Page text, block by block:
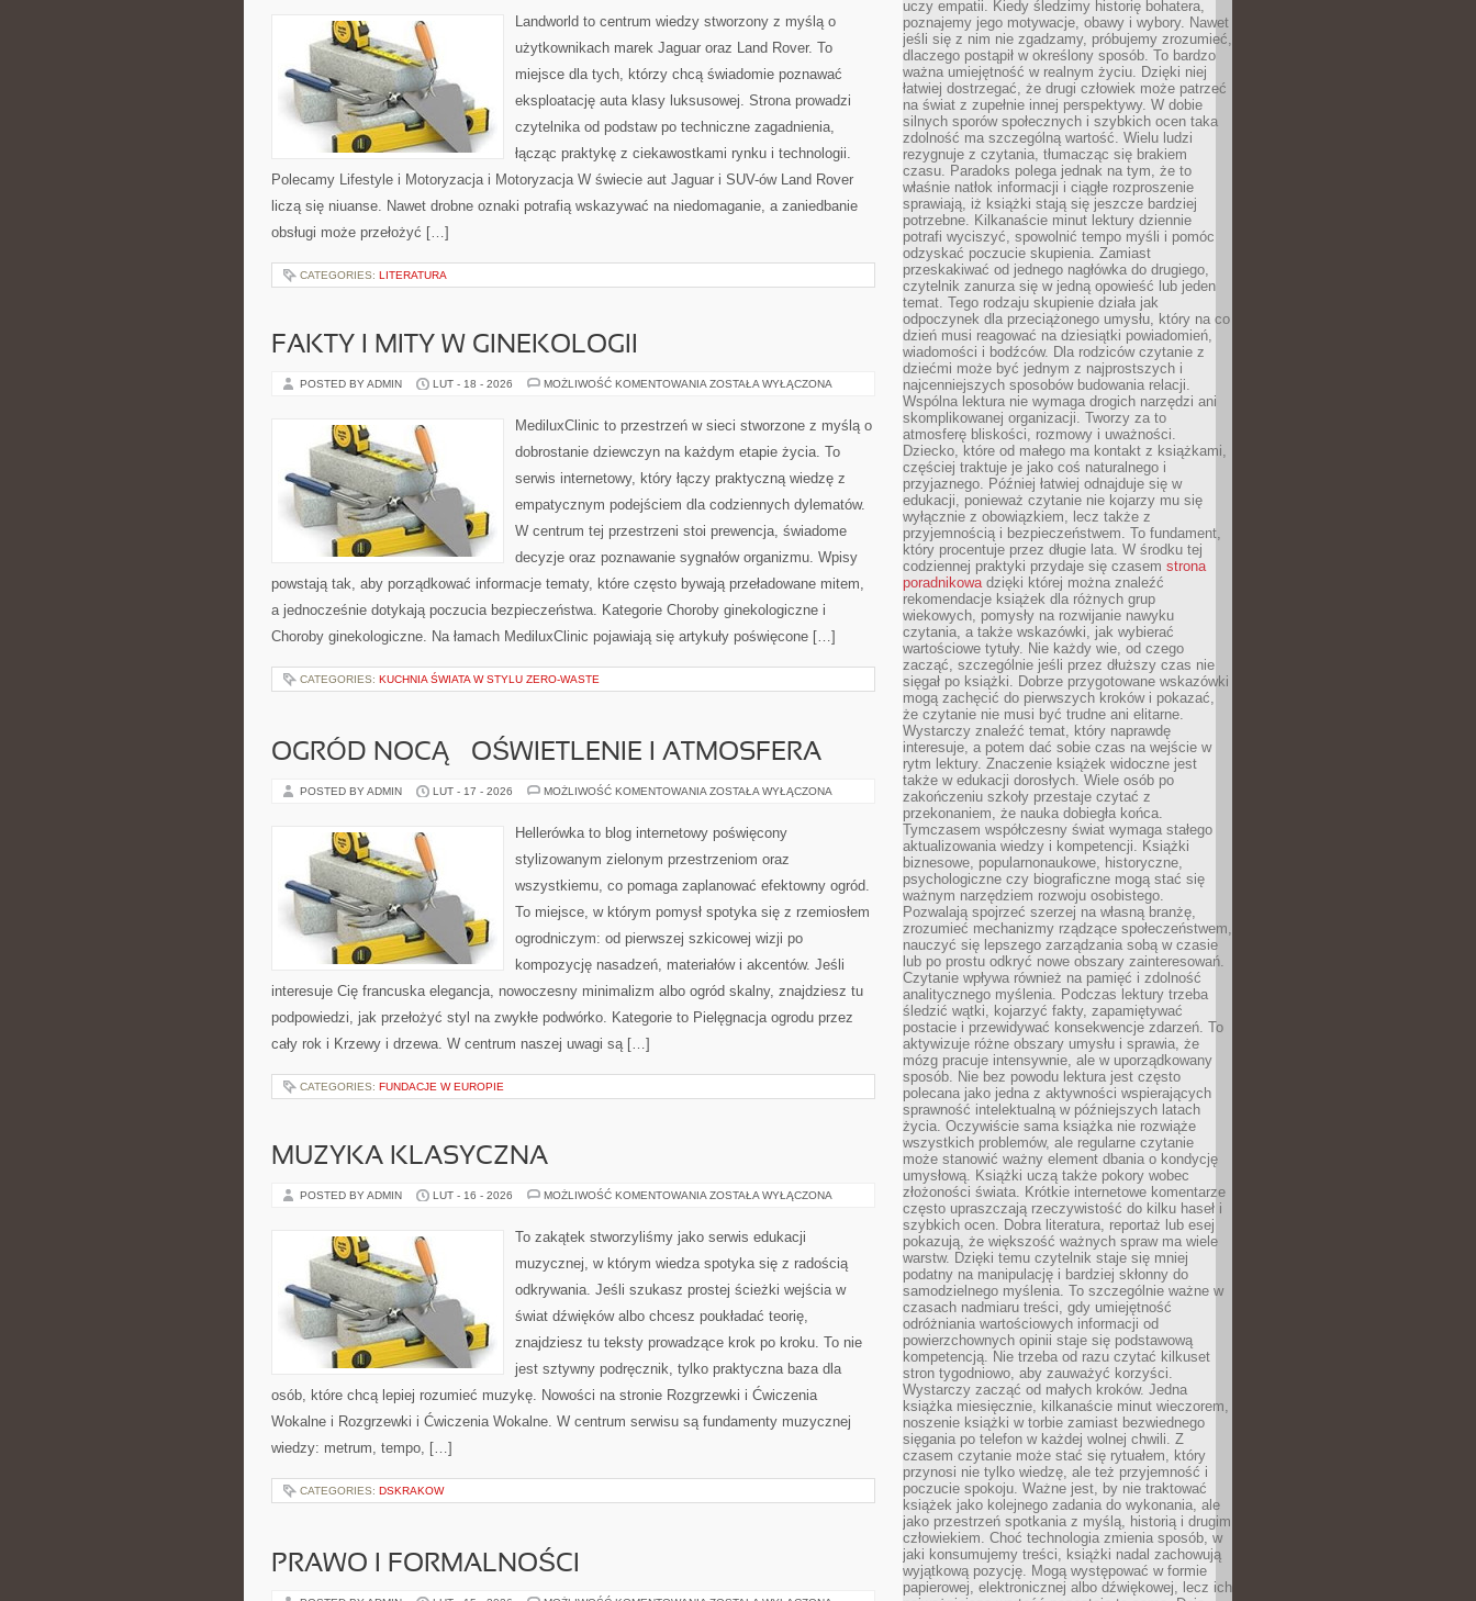
LUKSUSOWE
Landworld to centrum wiedzy stworzony z myślą o
użytkownikach marek Jaguar oraz Land Rover. To
miejsce dla tych, którzy chcą świadomie poznawać
eksploatację auta klasy luksusowej. Strona prowadzi
czytelnika od podstaw po techniczne zagadnienia,
łącząc praktykę z ciekawostkami rynku i technologii.
Polecamy Lifestyle i Motoryzacja i Motoryzacja W świecie aut Jaguar i SUV-ów Land Rover
liczą się niuanse. Nawet drobne oznaki potrafią wskazywać na niedomaganie, a zaniedbanie
obsługi może przełożyć […]
CATEGORIES: LITERATURA
FAKTY I MITY W GINEKOLOGII
POSTED BY ADMIN LUT - 18 - 2026 MOŻLIWOŚĆ KOMENTOWANIA FAKTY
W
GINEKOLOGII
ZOSTAŁA WYŁĄCZONA
MediluxClinic to przestrzeń w sieci stworzone z myślą o
dobrostanie dziewczyn na każdym etapie życia. To
serwis internetowy, który łączy praktyczną wiedzę z
empatycznym podejściem dla codziennych dylematów.
W centrum tej przestrzeni stoi prewencja, świadome
decyzje oraz poznawanie sygnałów organizmu. Wpisy
powstają tak, aby porządkować informacje tematy, które często bywają przeładowane mitem,
a jednocześnie dotykają poczucia bezpieczeństwa. Kategorie Choroby ginekologiczne i
Choroby ginekologiczne. Na łamach MediluxClinic pojawiają się artykuły poświęcone […]
CATEGORIES: KUCHNIA ŚWIATA W STYLU ZERO-WASTE
OGRÓD NOCĄ – OŚWIETLENIE I ATMOSFERA
POSTED BY ADMIN LUT - 17 - 2026 MOŻLIWOŚĆ KOMENTOWANIA OGRÓD
OŚWIETLENIE
ZOSTAŁA WYŁĄCZONA
Hellerówka to blog internetowy poświęcony
stylizowanym zielonym przestrzeniom oraz
wszystkiemu, co pomaga zaplanować efektowny ogród.
To miejsce, w którym pomysł spotyka się z rzemiosłem
ogrodniczym: od pierwszej szkicowej wizji po
kompozycję nasadzeń, materiałów i akcentów. Jeśli
interesuje Cię francuska elegancja, nowoczesny minimalizm albo ogród skalny, znajdziesz tu
podpowiedzi, jak przełożyć styl na zwykłe podwórko. Kategorie to Pielęgnacja ogrodu przez
cały rok i Krzewy i drzewa. W centrum naszej uwagi są […]
CATEGORIES: FUNDACJE W EUROPIE
MUZYKA KLASYCZNA
POSTED BY ADMIN LUT - 16 - 2026 MOŻLIWOŚĆ KOMENTOWANIA MUZYKA
ZOSTAŁA WYŁĄCZONA
To zakątek stworzyliśmy jako serwis edukacji
muzycznej, w którym wiedza spotyka się z radością
odkrywania. Jeśli szukasz prostej ścieżki wejścia w
świat dźwięków albo chcesz poukładać teorię,
znajdziesz tu teksty prowadzące krok po kroku. To nie
jest sztywny podręcznik, tylko praktyczna baza dla
osób, które chcą lepiej rozumieć muzykę. Nowości na stronie Rozgrzewki i Ćwiczenia
Wokalne i Rozgrzewki i Ćwiczenia Wokalne. W centrum serwisu są fundamenty muzycznej
wiedzy: metrum, tempo, […]
CATEGORIES: DSKRAKOW
PRAWO I FORMALNOŚCI
uczy empatii. Kiedy śledzimy historię bohatera,
poznajemy jego motywacje, obawy i wybory. Nawet
jeśli się z nim nie zgadzamy, próbujemy zrozumieć,
dlaczego postąpił w określony sposób. To bardzo
ważna umiejętność w realnym życiu. Dzięki niej
łatwiej dostrzegać, że drugi człowiek może patrzeć
na świat z zupełnie innej perspektywy. W dobie
silnych sporów społecznych i szybkich ocen taka
zdolność ma szczególną wartość. Wielu ludzi
rezygnuje z czytania, tłumacząc się brakiem
czasu. Paradoks polega jednak na tym, że to
właśnie natłok informacji i ciągłe rozproszenie
sprawiają, iż książki stają się jeszcze bardziej
potrzebne. Kilkanaście minut lektury dziennie
potrafi wyciszyć, spowolnić tempo myśli i pomóc
odzyskać poczucie skupienia. Zamiast
przeskakiwać od jednego nagłówka do drugiego,
czytelnik zanurza się w jedną opowieść lub jeden
temat. Tego rodzaju skupienie działa jak
odpoczynek dla przeciążonego umysłu, który na co
dzień musi reagować na dziesiątki powiadomień,
wiadomości i bodźców. Dla rodziców czytanie z
dziećmi może być jednym z najprostszych i
najcenniejszych sposobów budowania relacji.
Wspólna lektura nie wymaga drogich narzędzi ani
skomplikowanej organizacji. Tworzy za to
atmosferę bliskości, rozmowy i uważności.
Dziecko, które od małego ma kontakt z książkami,
częściej traktuje je jako coś naturalnego i
przyjaznego. Później łatwiej odnajduje się w
edukacji, ponieważ czytanie nie kojarzy mu się
wyłącznie z obowiązkiem, lecz także z
przyjemnością i bezpieczeństwem. To fundament,
który procentuje przez długie lata. W środku tej
codziennej praktyki przydaje się czasem strona
poradnikowadzięki której można znaleźć
rekomendacje książek dla różnych grup
wiekowych, pomysły na rozwijanie nawyku
czytania, a także wskazówki, jak wybierać
wartościowe tytuły. Nie każdy wie, od czego
zacząć, szczególnie jeśli przez dłuższy czas nie
sięgał po książki. Dobrze przygotowane wskazówki
mogą zachęcić do pierwszych kroków i pokazać,
że czytanie nie musi być trudne ani elitarne.
Wystarczy znaleźć temat, który naprawdę
interesuje, a potem dać sobie czas na wejście w
rytm lektury. Znaczenie książek widoczne jest
także w edukacji dorosłych. Wiele osób po
zakończeniu szkoły przestaje czytać z
przekonaniem, że nauka dobiegła końca.
Tymczasem współczesny świat wymaga stałego
aktualizowania wiedzy i kompetencji. Książki
biznesowe, popularnonaukowe, historyczne,
psychologiczne czy biograficzne mogą stać się
ważnym narzędziem rozwoju osobistego.
Pozwalają spojrzeć szerzej na własną branżę,
zrozumieć mechanizmy rządzące społeczeństwem,
nauczyć się lepszego zarządzania sobą w czasie
lub po prostu odkryć nowe obszary zainteresowań.
Czytanie wpływa również na pamięć i zdolność
analitycznego myślenia. Podczas lektury trzeba
śledzić wątki, kojarzyć fakty, zapamiętywać
postacie i przewidywać konsekwencje zdarzeń. To
aktywizuje różne obszary umysłu i sprawia, że
mózg pracuje intensywnie, ale w uporządkowany
sposób. Nie bez powodu lektura jest często
polecana jako jedna z aktywności wspierających
sprawność intelektualną w późniejszych latach
życia. Oczywiście sama książka nie rozwiąże
wszystkich problemów, ale regularne czytanie
może stanowić ważny element dbania o kondycję
umysłową. Książki uczą także pokory wobec
złożoności świata. Krótkie internetowe komentarze
często upraszczają rzeczywistość do kilku haseł i
szybkich ocen. Dobra literatura, reportaż lub esej
pokazują, że większość ważnych spraw ma wiele
warstw. Dzięki temu czytelnik staje się mniej
podatny na manipulację i bardziej skłonny do
samodzielnego myślenia. To szczególnie ważne w
czasach nadmiaru treści, gdy umiejętność
odróżniania wartościowych informacji od
powierzchownych opinii staje się podstawową
kompetencją. Nie trzeba od razu czytać kilkuset
stron tygodniowo, aby zauważyć korzyści.
Wystarczy zacząć od małych kroków. Jedna
książka miesięcznie, kilkanaście minut wieczorem,
noszenie książki w torbie zamiast bezwiednego
sięgania po telefon w każdej wolnej chwili. Z
czasem czytanie może stać się rytuałem, który
przynosi nie tylko wiedzę, ale też przyjemność i
poczucie spokoju. Ważne jest, by nie traktować
książek jako kolejnego zadania do wykonania, ale
jako przestrzeń spotkania z myślą, historią i drugim
człowiekiem. Choć technologia zmienia sposób, w
jaki konsumujemy treści, książki nadal zachowują
wyjątkową pozycję. Mogą występować w formie
papierowej, elektronicznej albo dźwiękowej, lecz ich